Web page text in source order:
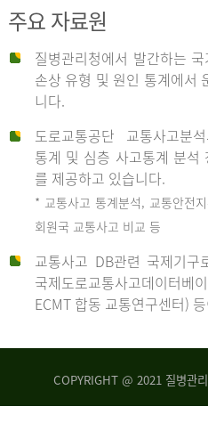
사
주요 자료원
질병관리청에서 발간하는
손상 유형 및 원인 통계에서
니다.
도로교통공단 교통사고분
통계 및 심층 사고통계 분석
를 제공하고 있습니다.
* 교통사고 통계분석, 교통안전
회원국 교통사고 비교 등
교통사고 DB관련 국제기구
국제도로교통사고데이터
ECMT 합동 교통연구센터)
COPYRIGHT @ 2021 질병관